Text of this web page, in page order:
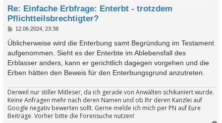
Re: Einfache Erbfrage: Enterbt - trotzdem
Pflichtteilsbrechtigter?
B
i
t
r
a
g
12.06.2024, 23:38
Üblicherweise wird die Enterbung samt Begründung im Testament
aufgenommen. Sieht es der Enterbte im Ablebensfall des
Erblasser anders, kann er gerichtlich dagegen vorgehen und die
Erben hätten den Beweis für den Enterbungsgrund anzutreten.
Derweil nur stiller Mitleser, da ich gerade von Anwälten schikaniert wurde.
Keine Anfragen mehr nach deren Namen und ob Ihr deren Kanzlei auf
Google negativ bewerten sollt. Gerne melde ich mich per PN auf Eure
Beiträge. Vorher bitte die Forensuche nutzen!